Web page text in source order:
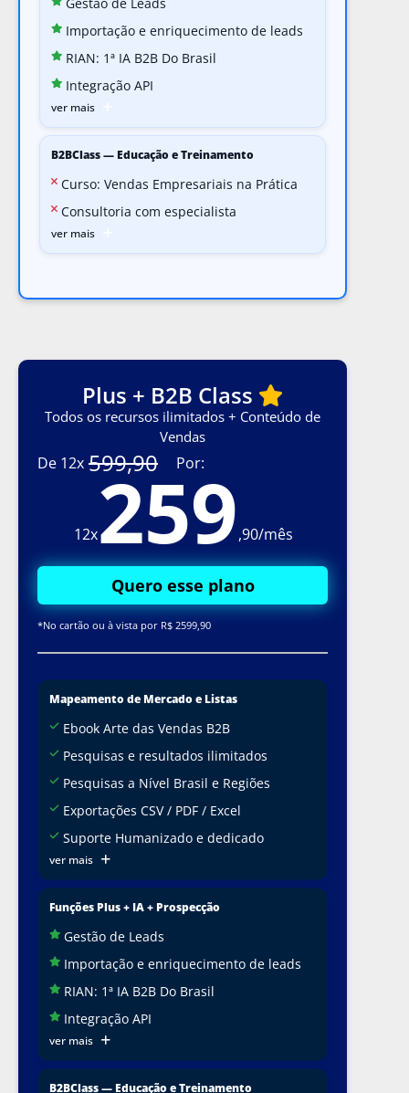
Importação e enriquecimento de leads
RIAN: 1ª IA B2B Do Brasil
Integração API
ver mais
B2BClass — Educação e Treinamento
Curso: Vendas Empresariais na Prática
Consultoria com especialista
ver mais
Plus + B2B Class
Todos os recursos ilimitados + Conteúdo de
Vendas
De 12x 599,90 Por:
12x259,90/mês
Quero esse plano
*No cartão ou à vista por R$ 2599,90
Mapeamento de Mercado e Listas
Ebook Arte das Vendas B2B
Pesquisas e resultados ilimitados
Pesquisas a Nível Brasil e Regiões
Exportações CSV / PDF / Excel
Suporte Humanizado e dedicado
ver mais
Funções Plus + IA + Prospecção
Gestão de Leads
Importação e enriquecimento de leads
RIAN: 1ª IA B2B Do Brasil
Integração API
ver mais
B2BClass — Educação e Treinamento